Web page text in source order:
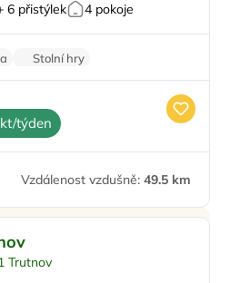
6 přistýlek 4 pokoje
Stolní hry
Parkování zdarma
týden
Vzdálenost vzdušně: 49.5 km
Trutnov